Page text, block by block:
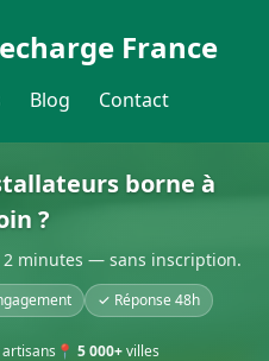
France
Blog Contact
borne à
?
minutes — sans inscription.
✓ Réponse 48h
📍 5 000+villes